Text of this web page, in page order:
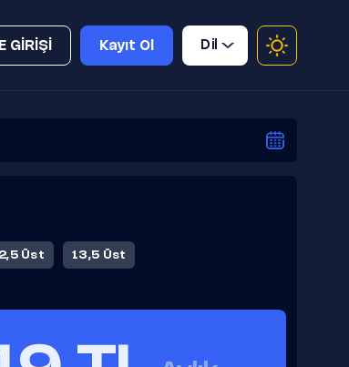
GİRİŞİ Kayıt Ol Dil
Üst 13,5 Üst